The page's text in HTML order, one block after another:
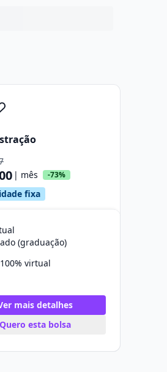
| mês -73%
fixa
(graduação)
virtual
mais detalhes
Quero esta bolsa